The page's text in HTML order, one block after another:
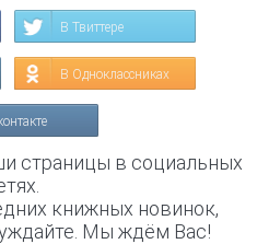
В Твиттере
В Одноклассниках
страницы в социальных
книжных новинок,
Мы ждём Вас!